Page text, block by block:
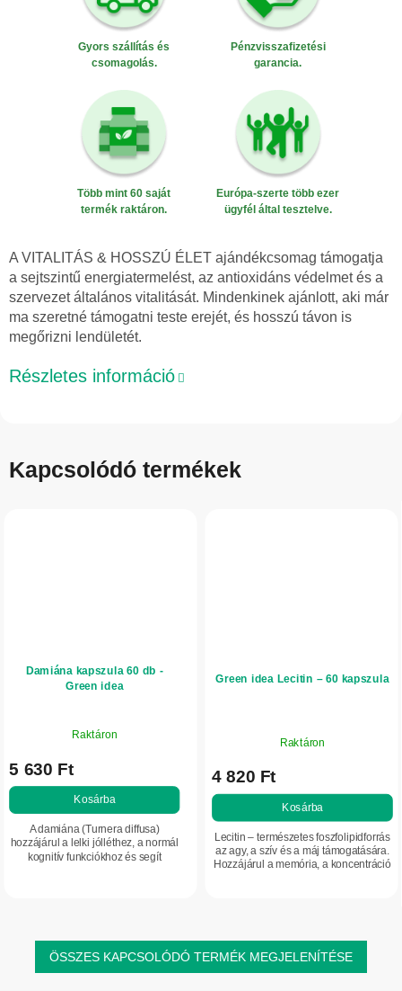
Gyors szállítás és
csomagolás.
Pénzvisszafizetési
garancia.
Több mint 60 saját
termék raktáron.
Európa-szerte több ezer
ügyfél által tesztelve.
A VITALITÁS & HOSSZÚ ÉLET ajándékcsomag támogatja
a sejtszintű energiatermelést, az antioxidáns védelmet és a
szervezet általános vitalitását. Mindenkinek ajánlott, aki már
ma szeretné támogatni teste erejét, és hosszú távon is
megőrizni lendületét.
Részletes információ
Kapcsolódó termékek
Damiána kapszula 60 db -
Green idea
Raktáron
5 630 Ft
Kosárba
A damiána (Turnera diffusa)
hozzájárul a lelki jólléthez, a normál
kognitív funkciókhoz és segít
Green idea Lecitin – 60 kapszula
Raktáron
4 820 Ft
Kosárba
Lecitin – természetes foszfolipidforrás
az agy, a szív és a máj támogatására.
Hozzájárul a memória, a koncentráció
ÖSSZES KAPCSOLÓDÓ TERMÉK MEGJELENÍTÉSE